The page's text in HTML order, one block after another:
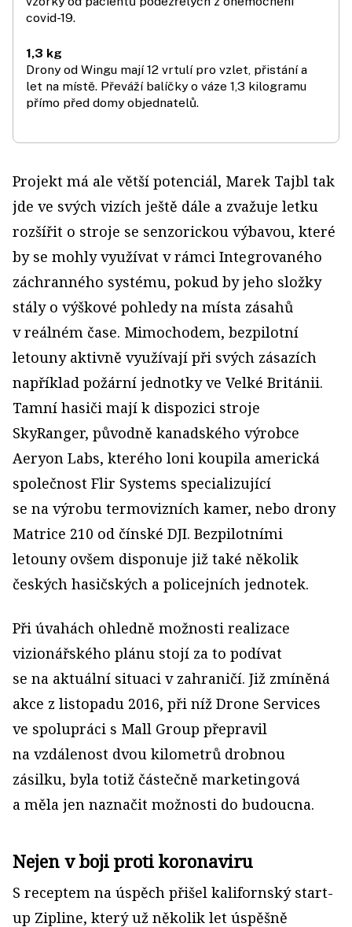
covid-19.
1,3 kg
Drony od Wingu mají 12 vrtulí pro vzlet, přistání a
let na místě. Převáží balíčky o váze 1,3 kilogramu
přímo před domy objednatelů.
Projekt má ale větší potenciál, Marek Tajbl tak
jde ve svých vizích ještě dále a zvažuje letku
rozšířit o stroje se senzorickou výbavou, které
by se mohly využívat v rámci Integrovaného
záchranného systému, pokud by jeho složky
stály o výškové pohledy na místa zásahů
v reálném čase. Mimochodem, bezpilotní
letouny aktivně využívají při svých zásazích
například požární jednotky ve Velké Británii.
Tamní hasiči mají k dispozici stroje
SkyRanger, původně kanadského výrobce
Aeryon Labs, kterého loni koupila americká
společnost Flir Systems specializující
se na výrobu termovizních kamer, nebo drony
Matrice 210 od čínské DJI. Bezpilotními
letouny ovšem disponuje již také několik
českých hasičských a policejních jednotek.
Při úvahách ohledně možnosti realizace
vizionářského plánu stojí za to podívat
se na aktuální situaci v zahraničí. Již zmíněná
akce z listopadu 2016, při níž Drone Services
ve spolupráci s Mall Group přepravil
na vzdálenost dvou kilometrů drobnou
zásilku, byla totiž částečně marketingová
a měla jen naznačit možnosti do budoucna.
Nejen v boji proti koronaviru
S receptem na úspěch přišel kalifornský start-
up Zipline, který už několik let úspěšně